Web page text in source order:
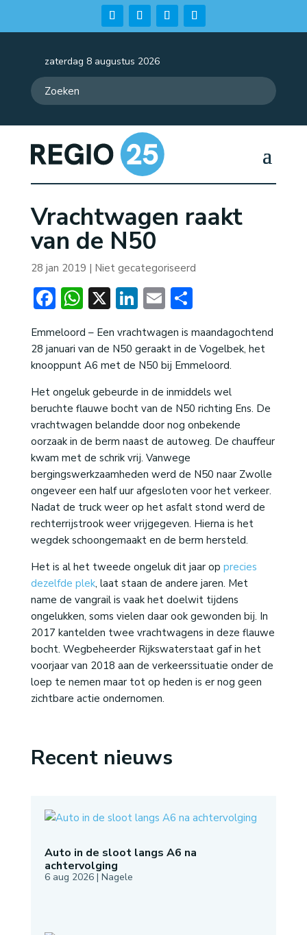
zaterdag 8 augustus 2026
Vrachtwagen raakt
van de N50
28 jan 2019 | Niet gecategoriseerd
Facebook
WhatsApp
X LinkedIn
EmailDelen
Emmeloord – Een vrachtwagen is maandagochtend
28 januari van de N50 geraakt in de Vogelbek, het
knooppunt A6 met de N50 bij Emmeloord.
Het ongeluk gebeurde in de inmiddels wel
beruchte flauwe bocht van de N50 richting Ens. De
vrachtwagen belandde door nog onbekende
oorzaak in de berm naast de autoweg. De chauffeur
kwam met de schrik vrij. Vanwege
bergingswerkzaamheden werd de N50 naar Zwolle
ongeveer een half uur afgesloten voor het verkeer.
Nadat de truck weer op het asfalt stond werd de
rechterrijstrook weer vrijgegeven. Hierna is het
wegdek schoongemaakt en de berm hersteld.
Het is al het tweede ongeluk dit jaar op precies
dezelfde plek, laat staan de andere jaren. Met
name de vangrail is vaak het doelwit tijdens
ongelukken, soms vielen daar ook gewonden bij. In
2017 kantelden twee vrachtwagens in deze flauwe
bocht. Wegbeheerder Rijkswaterstaat gaf in het
voorjaar van 2018 aan de verkeerssituatie onder de
loep te nemen maar tot op heden is er nog geen
zichtbare actie ondernomen.
Recent nieuws
Auto in de sloot langs A6 na
achtervolging
6 aug 2026| Nagele